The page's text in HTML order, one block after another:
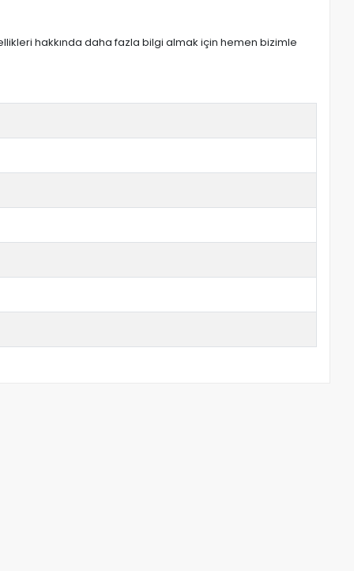
hakkında daha fazla bilgi almak için hemen bizimle